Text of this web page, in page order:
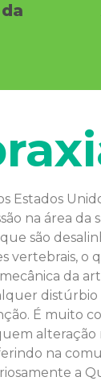
Estados
na área da
são
vertebrais, o
da
É muito
alteração
na
a